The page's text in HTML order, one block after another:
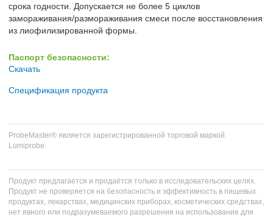
срока годности. Допускается не более 5 циклов
замораживания/размораживания смеси после восстановления
из лиофилизированной формы.
Паспорт безопасности:
Скачать
Спецификация продукта
ProbeMaster® является зарегистрированной торговой маркой
Lumiprobe.
Продукт предлагается и продаётся только в исследовательских целях.
Продукт не проверяется на безопасность и эффективность в пищевых
продуктах, лекарствах, медицинских приборах, косметических средствах,
нет явного или подразумеваемого разрешения на использование для